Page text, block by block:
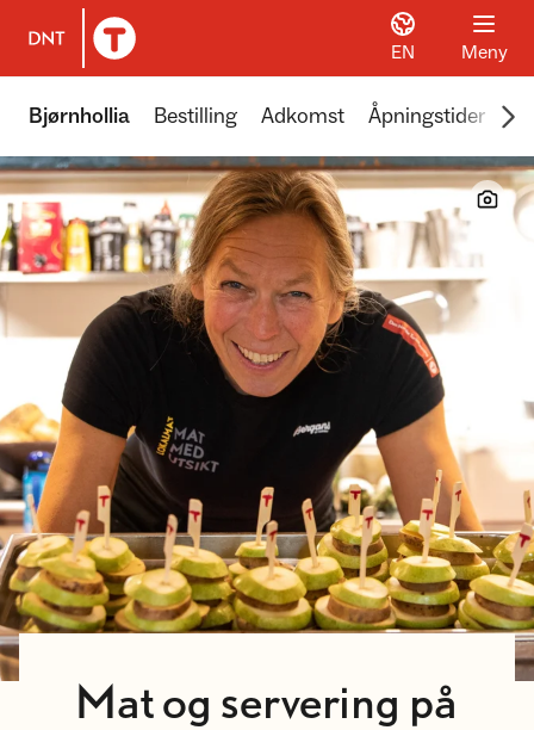
Til DNT.no forside
EN Meny
Bjørnhollia Bestilling Adkomst Åpningstider
Mat og servering på